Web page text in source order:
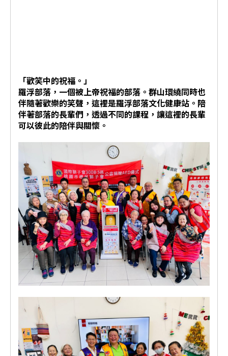
「歡笑中的祝福。」
羅浮部落，一個被上帝祝福的部落。群山環繞同時也
伴隨著歡樂的笑聲，這裡是羅浮部落文化健康站。陪
伴著部落的長輩們，透過不同的課程，讓這裡的長輩
可以彼此的陪伴與關懷。